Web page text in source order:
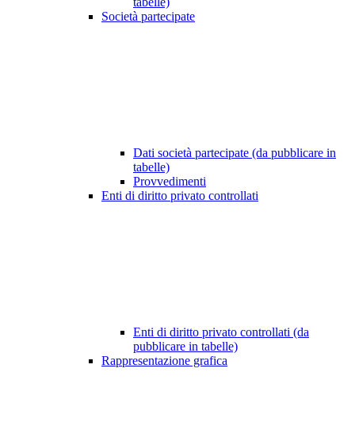
Società partecipate
Dati società partecipate (da pubblicare in
tabelle)
Provvedimenti
Enti di diritto privato controllati
Enti di diritto privato controllati (da
pubblicare in tabelle)
Rappresentazione grafica